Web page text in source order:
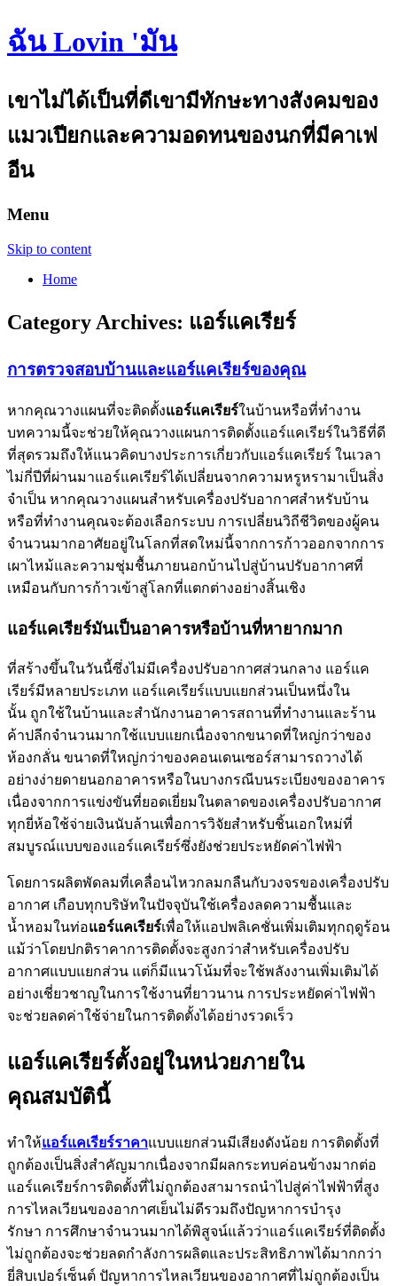
ฉัน Lovin 'มัน
เขาไม่ได้เป็นที่ดีเขามีทักษะทางสังคมของ
แมวเปียกและความอดทนของนกที่มีคาเฟ
อีน
Menu
Skip to content
Home
Category Archives: แอร์แคเรียร์
การตรวจสอบบ้านและแอร์แคเรียร์ของคุณ
หากคุณวางแผนที่จะติดตั้งแอร์แคเรียร์ในบ้านหรือที่ทำงาน
บทความนี้จะช่วยให้คุณวางแผนการติดตั้งแอร์แคเรียร์ในวิธีที่ดี
ที่สุดรวมถึงให้แนวคิดบางประการเกี่ยวกับแอร์แคเรียร์ ในเวลา
ไม่กี่ปีที่ผ่านมาแอร์แคเรียร์ได้เปลี่ยนจากความหรูหรามาเป็นสิ่ง
จำเป็น หากคุณวางแผนสำหรับเครื่องปรับอากาศสำหรับบ้าน
หรือที่ทำงานคุณจะต้องเลือกระบบ การเปลี่ยนวิถีชีวิตของผู้คน
จำนวนมากอาศัยอยู่ในโลกที่สดใหม่นี้จากการก้าวออกจากการ
เผาไหม้และความชุ่มชื้นภายนอกบ้านไปสู่บ้านปรับอากาศที่
เหมือนกับการก้าวเข้าสู่โลกที่แตกต่างอย่างสิ้นเชิง
แอร์แคเรียร์มันเป็นอาคารหรือบ้านที่หายากมาก
ที่สร้างขึ้นในวันนี้ซึ่งไม่มีเครื่องปรับอากาศส่วนกลาง แอร์แค
เรียร์มีหลายประเภท แอร์แคเรียร์แบบแยกส่วนเป็นหนึ่งใน
นั้น ถูกใช้ในบ้านและสำนักงานอาคารสถานที่ทำงานและร้าน
ค้าปลีกจำนวนมากใช้แบบแยกเนื่องจากขนาดที่ใหญ่กว่าของ
ห้องกลั่น ขนาดที่ใหญ่กว่าของคอนเดนเซอร์สามารถวางได้
อย่างง่ายดายนอกอาคารหรือในบางกรณีบนระเบียงของอาคาร
เนื่องจากการแข่งขันที่ยอดเยี่ยมในตลาดของเครื่องปรับอากาศ
ทุกยี่ห้อใช้จ่ายเงินนับล้านเพื่อการวิจัยสำหรับชิ้นเอกใหม่ที่
สมบูรณ์แบบของแอร์แคเรียร์ซึ่งยังช่วยประหยัดค่าไฟฟ้า
โดยการผลิตพัดลมที่เคลื่อนไหวกลมกลืนกับวงจรของเครื่องปรับ
อากาศ เกือบทุกบริษัทในปัจจุบันใช้เครื่องลดความชื้นและ
น้ำหอมในท่อแอร์แคเรียร์เพื่อให้แอปพลิเคชั่นเพิ่มเติมทุกฤดูร้อน
แม้ว่าโดยปกติราคาการติดตั้งจะสูงกว่าสำหรับเครื่องปรับ
อากาศแบบแยกส่วน แต่ก็มีแนวโน้มที่จะใช้พลังงานเพิ่มเติมได้
อย่างเชี่ยวชาญในการใช้งานที่ยาวนาน การประหยัดค่าไฟฟ้า
จะช่วยลดค่าใช้จ่ายในการติดตั้งได้อย่างรวดเร็ว
แอร์แคเรียร์ตั้งอยู่ในหน่วยภายใน
คุณสมบัตินี้
ทำให้แอร์แคเรียร์ราคาแบบแยกส่วนมีเสียงดังน้อย การติดตั้งที่
ถูกต้องเป็นสิ่งสำคัญมากเนื่องจากมีผลกระทบค่อนข้างมากต่อ
แอร์แคเรียร์การติดตั้งที่ไม่ถูกต้องสามารถนำไปสู่ค่าไฟฟ้าที่สูง
การไหลเวียนของอากาศเย็นไม่ดีรวมถึงปัญหาการบำรุง
รักษา การศึกษาจำนวนมากได้พิสูจน์แล้วว่าแอร์แคเรียร์ที่ติดตั้ง
ไม่ถูกต้องจะช่วยลดกำลังการผลิตและประสิทธิภาพได้มากกว่า
ยี่สิบเปอร์เซ็นต์ ปัญหาการไหลเวียนของอากาศที่ไม่ถูกต้องเป็น